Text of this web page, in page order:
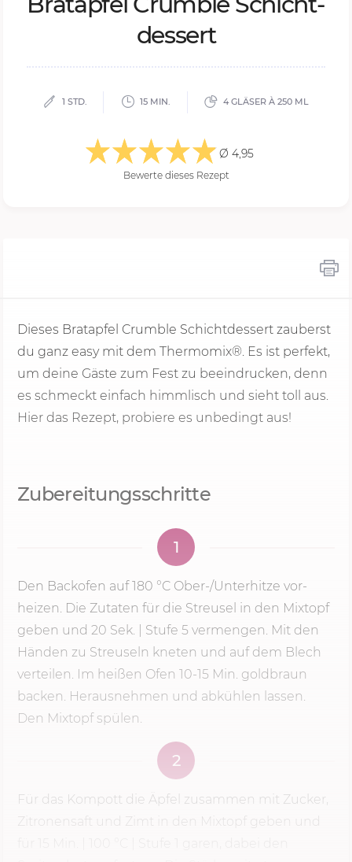
des­sert
1 STD. 15 MIN. 4 GLÄSER À 250 ML
Ø 4,95
Bewerte dieses Rezept
Dieses Bratapfel Crumble Schichtdessert zauberst
du ganz easy mit dem Thermomix®. Es ist perfekt,
um deine Gäste zum Fest zu beeindrucken, denn
es schmeckt einfach himmlisch und sieht toll aus.
Hier das Rezept, probiere es unbedingt aus!
Zubereitungsschritte
1
Den Backofen auf180 °C Ober-­/Unterhitze vor­
heizen. Die Zutaten für die Streusel in den Mixtopf
geben und 20 Sek. Stufe 5 vermengen. Mit den
Händen zu Streuseln kneten und auf dem Blech
verteilen. Im heißen Ofen 10-15 Min. goldbraun
backen. Herausnehmen und abkühlen lassen.
Den Mixtopf spülen.
2
Für das Kompott die Äpfel zusammen mit Zucker,
Zitronensaft und Zimt in den Mixtopf geben und